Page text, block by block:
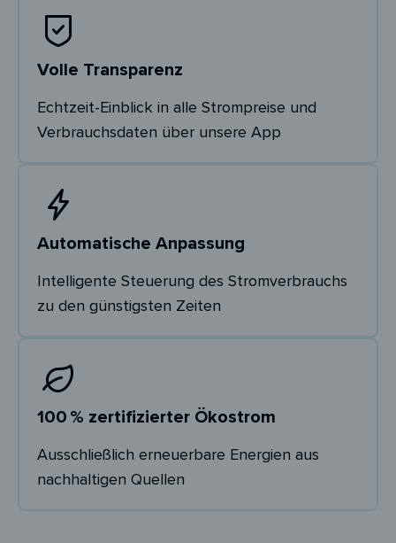
Volle Transparenz
Echtzeit-Einblick in alle Strompreise und
Verbrauchsdaten über unsere App
Automatische Anpassung
Intelligente Steuerung des Stromverbrauchs
zu den günstigsten Zeiten
100 % zertifizierter Ökostrom
Ausschließlich erneuerbare Energien aus
nachhaltigen Quellen